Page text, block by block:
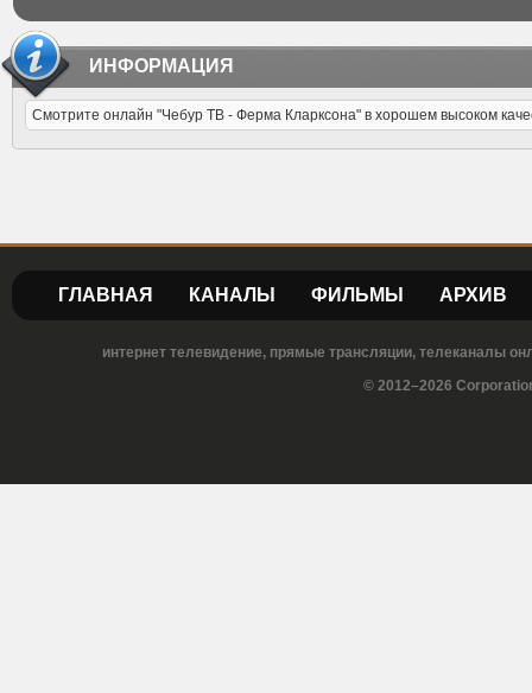
ИНФОРМАЦИЯ
Смотрите онлайн "Чебур ТВ - Ферма Кларксона" в хорошем высоком
ГЛАВНАЯ КАНАЛЫ ФИЛЬМЫ АРХИВ
интернет телевидение, прямые трансляции, телеканалы
© 2012–2026